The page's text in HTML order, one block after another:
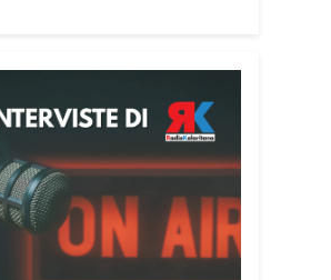
dedica spazio anche ai
pace e della cooperazione
Oggi pomeriggio, alla
del Mediterraneo (MEM),
con l’arcivescovo monsignor
Baturi ha approfondito il ruolo